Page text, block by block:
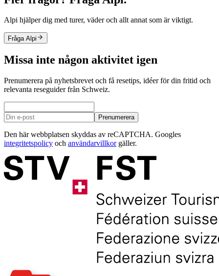
Alpi hjälper dig med turer, väder och allt annat som är viktigt.
Fråga Alpi
Missa inte någon aktivitet igen
Prenumerera på nyhetsbrevet och få resetips, idéer för din fritid och
relevanta reseguider från Schweiz.
Prenumerera
Den här webbplatsen skyddas av reCAPTCHA. Googles
integritetspolicy och användarvillkorgäller.